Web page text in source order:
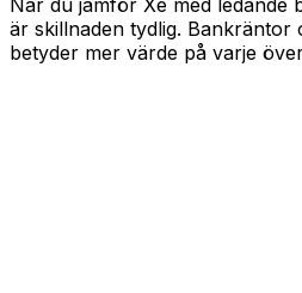
är skillnaden tydlig. Bankräntor
betyder mer värde på varje